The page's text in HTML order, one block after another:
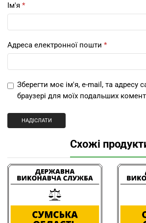
Ім'я *
Адреса електронної пошти *
Зберегти моє ім'я, e-mail, та адресу
браузері для моїх подальших
Схожі